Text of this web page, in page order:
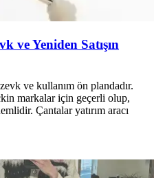
ve Yeniden Satışın
ve kullanım ön plandadır.
markalar için geçerli olup,
Çantalar yatırım aracı